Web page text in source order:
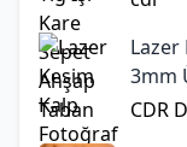
Lazer
3mm
CDR